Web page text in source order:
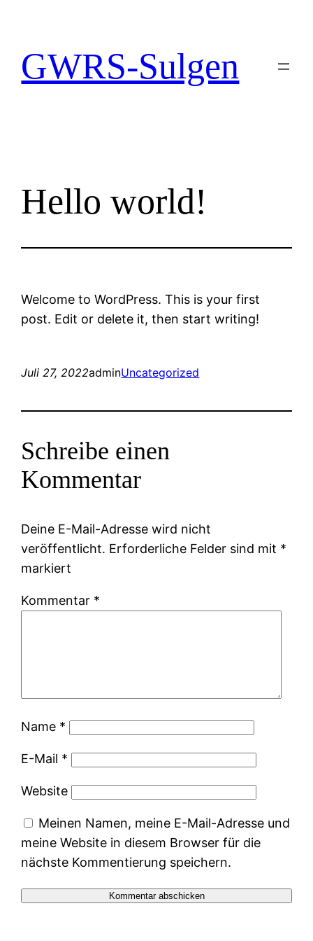
GWRS-Sulgen
Hello world!
Welcome to WordPress. This is your first
post. Edit or delete it, then start writing!
Juli 27, 2022adminUncategorized
Schreibe einen
Kommentar
Deine E-Mail-Adresse wird nicht
veröffentlicht. Erforderliche Felder sind mit *
markiert
Kommentar *
Name *
E-Mail *
Website
Meinen Namen, meine E-Mail-Adresse und
meine Website in diesem Browser für die
nächste Kommentierung speichern.